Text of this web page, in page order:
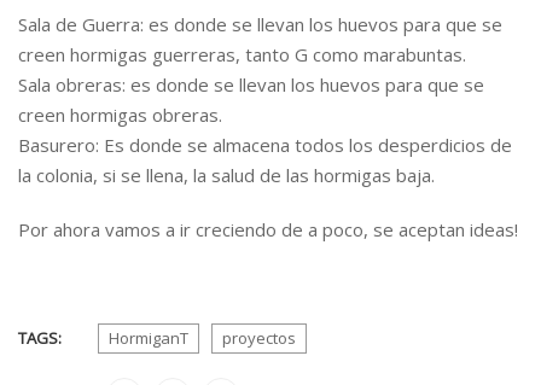
Sala de Guerra: es donde se llevan los huevos para que se
creen hormigas guerreras, tanto G como marabuntas.
Sala obreras: es donde se llevan los huevos para que se
creen hormigas obreras.
Basurero: Es donde se almacena todos los desperdicios de
la colonia, si se llena, la salud de las hormigas baja.
Por ahora vamos a ir creciendo de a poco, se aceptan ideas!
TAGS: HormiganT proyectos